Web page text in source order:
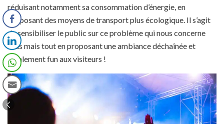
réduisant notamment sa consommation d’énergie, en
proposant des moyens de transport plus écologique. Il s’agit
de sensibiliser le public sur ce problème qui nous concerne
tous mais tout en proposant une ambiance déchaînée et
totalement fun aux visiteurs !